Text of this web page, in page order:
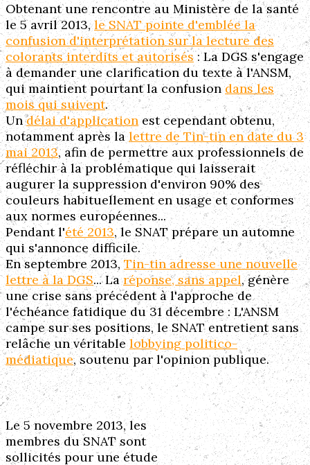
Obtenant une rencontre au Ministère de la santé
le 5 avril 2013,le SNAT pointe d'emblée la
confusion d'interprétation sur la lecture des
colorants interdits et autorisés: La DGS s'engage
à demander une clarification du texte à l'ANSM,
qui maintient pourtant la confusiondans les
mois qui suivent.
Undélai d'applicationest cependant obtenu,
notamment après lalettre de Tin-tin en date du 3
mai 2013, afin de permettre aux professionnels de
réfléchir à la problématique qui laisserait
augurer la suppression d'environ 90% des
couleurs habituellement en usage et conformes
aux normes européennes...
Pendant l'été 2013, le SNAT prépare un automne
qui s'annonce difficile.
En septembre 2013,Tin-tin adresse une nouvelle
lettre à la DGS... Laréponse, sans appel, génère
une crise sans précédent à l'approche de
l'échéance fatidique du 31 décembre : L'ANSM
campe sur ses positions, le SNAT entretient sans
relâche un véritable lobbying politico-
médiatique, soutenu par l'opinion publique.
Le 5 novembre 2013, les
membres du SNAT sont
sollicités pour une étude